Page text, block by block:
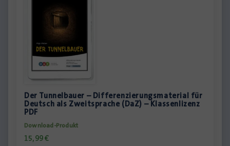
Der Tunnelbauer – Differenzierungsmaterial für
Deutsch als Zweitsprache (DaZ) – Klassenlizenz
PDF
Download-Produkt
15,99€